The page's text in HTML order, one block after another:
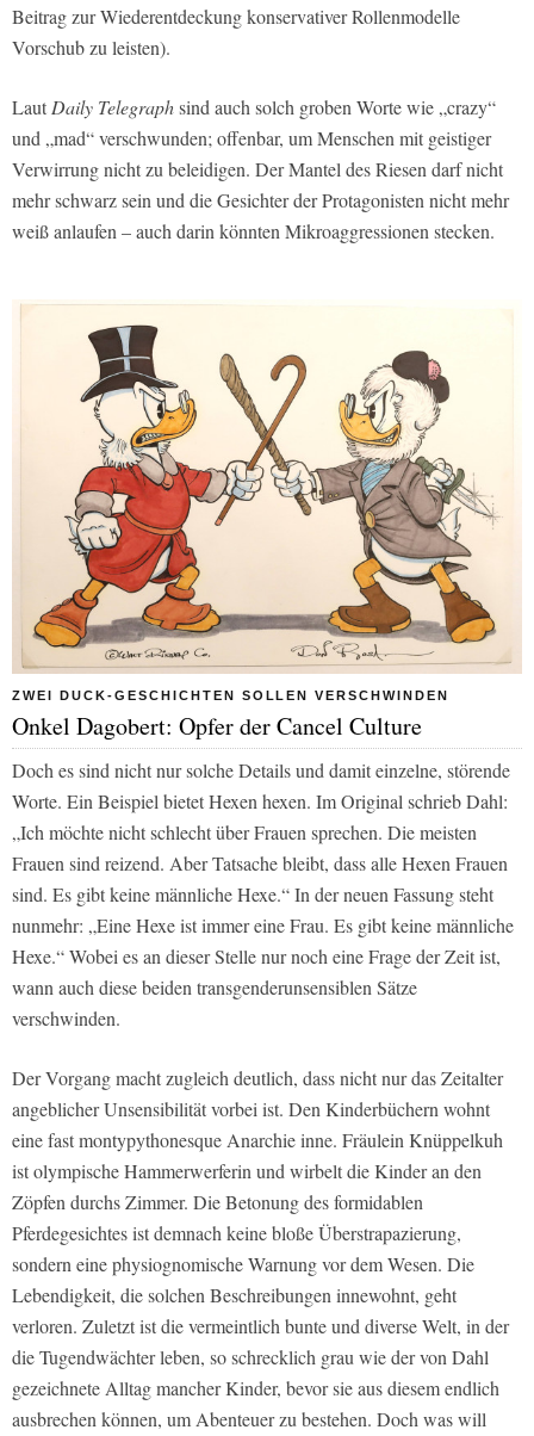
Beitrag zur Wiederentdeckung konservativer Rollenmodelle
Vorschub zu leisten).
LautDaily Telegraphsind auch solch groben Worte wie „crazy“
und „mad“ verschwunden; offenbar, um Menschen mit geistiger
Verwirrung nicht zu beleidigen. Der Mantel des Riesen darf nicht
mehr schwarz sein und die Gesichter der Protagonisten nicht mehr
weiß anlaufen – auch darin könnten Mikroaggressionen stecken.
ZWEI DUCK-GESCHICHTEN SOLLEN VERSCHWINDEN
Onkel Dagobert: Opfer der Cancel Culture
Doch es sind nicht nur solche Details und damit einzelne, störende
Worte. Ein Beispiel bietet Hexen hexen. Im Original schrieb Dahl:
„Ich möchte nicht schlecht über Frauen sprechen. Die meisten
Frauen sind reizend. Aber Tatsache bleibt, dass alle Hexen Frauen
sind. Es gibt keine männliche Hexe.“ In der neuen Fassung steht
nunmehr: „Eine Hexe ist immer eine Frau. Es gibt keine männliche
Hexe.“ Wobei es an dieser Stelle nur noch eine Frage der Zeit ist,
wann auch diese beiden transgenderunsensiblen Sätze
verschwinden.
Der Vorgang macht zugleich deutlich, dass nicht nur das Zeitalter
angeblicher Unsensibilität vorbei ist. Den Kinderbüchern wohnt
eine fast montypythonesque Anarchie inne. Fräulein Knüppelkuh
ist olympische Hammerwerferin und wirbelt die Kinder an den
Zöpfen durchs Zimmer. Die Betonung des formidablen
Pferdegesichtes ist demnach keine bloße Überstrapazierung,
sondern eine physiognomische Warnung vor dem Wesen. Die
Lebendigkeit, die solchen Beschreibungen innewohnt, geht
verloren. Zuletzt ist die vermeintlich bunte und diverse Welt, in der
die Tugendwächter leben, so schrecklich grau wie der von Dahl
gezeichnete Alltag mancher Kinder, bevor sie aus diesem endlich
ausbrechen können, um Abenteuer zu bestehen. Doch was will